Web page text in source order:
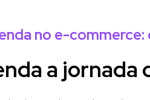
no e-
a jornada